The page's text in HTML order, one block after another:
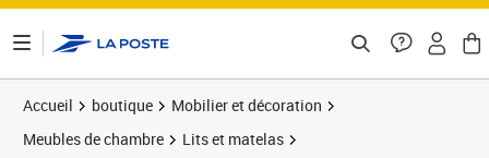
Accueil boutique
Mobilier et décoration
Meubles de chambre
Lits et matelas